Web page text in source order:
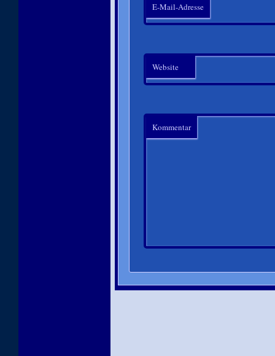
E-Mail-Adresse
Website
Kommentar